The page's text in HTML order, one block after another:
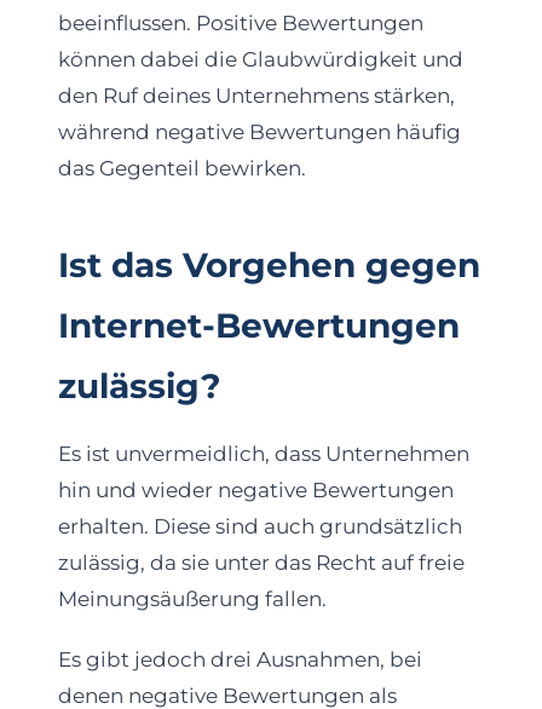
beeinflussen. Positive Bewertungen
können dabei die Glaubwürdigkeit und
den Ruf deines Unternehmens stärken,
während negative Bewertungen häufig
das Gegenteil bewirken.
Ist das Vorgehen gegen
Internet-Bewertungen
zulässig?
Es ist unvermeidlich, dass Unternehmen
hin und wieder negative Bewertungen
erhalten. Diese sind auch grundsätzlich
zulässig, da sie unter das Recht auf freie
Meinungsäußerung fallen.
Es gibt jedoch drei Ausnahmen, bei
denen negative Bewertungen als